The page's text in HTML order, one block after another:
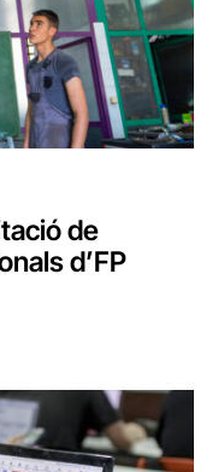
de
d’FP